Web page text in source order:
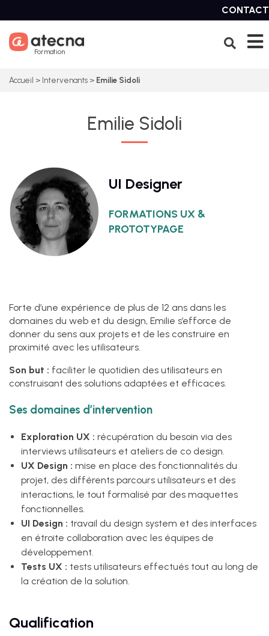
to
content
CONTACT
Formation
Accueil > Intervenants > Emilie Sidoli
Emilie Sidoli
UI Designer
FORMATIONS UX &
PROTOTYPAGE
Forte d’une expérience de plus de 12 ans dans les
domaines du web et du design, Emilie s’efforce de
donner du sens aux projets et de les construire en
proximité avec les utilisateurs.
Son but : faciliter le quotidien des utilisateurs en
construisant des solutions adaptées et efficaces.
Ses domaines d’intervention
Exploration UX : récupération du besoin via des
interviews utilisateurs et ateliers de co design.
UX Design : mise en place des fonctionnalités du
projet, des différents parcours utilisateurs et des
interactions, le tout formalisé par des maquettes
fonctionnelles.
UI Design : travail du design system et des interfaces
en étroite collaboration avec les équipes de
développement.
Tests UX : tests utilisateurs effectués tout au long de
la création de la solution.
Qualification